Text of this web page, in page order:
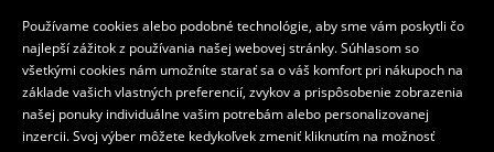
Používame cookies alebo podobné technológie, aby sme vám poskytli čo
najlepší zážitok z používania našej webovej stránky. Súhlasom so
všetkými cookies nám umožníte starať sa o váš komfort pri nákupoch na
základe vašich vlastných preferencií, zvykov a prispôsobenie zobrazenia
našej ponuky individuálne vašim potrebám alebo personalizovanej
inzercii. Svoj výber môžete kedykoľvek zmeniť kliknutím na možnosť